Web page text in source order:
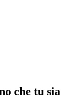
che tu sia